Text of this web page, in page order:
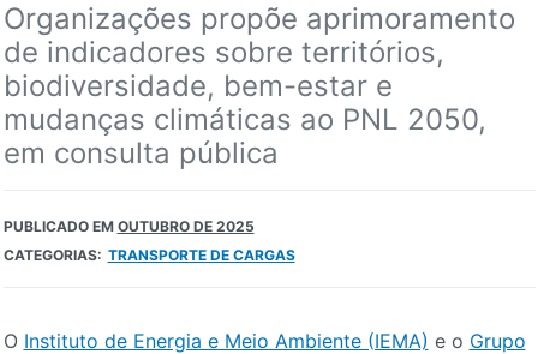
Organizações propõe aprimoramento
de indicadores sobre territórios,
biodiversidade, bem-estar e
mudanças climáticas ao PNL 2050,
em consulta pública
PUBLICADO EM OUTUBRO DE 2025
CATEGORIAS: TRANSPORTE DE CARGAS
O Instituto de Energia e Meio Ambiente (IEMA) e o Grupo